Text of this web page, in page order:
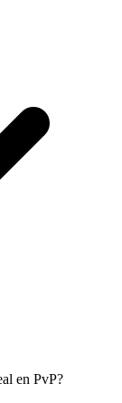
en PvP?